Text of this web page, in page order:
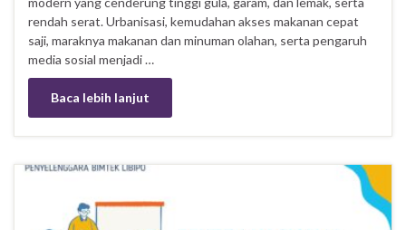
rendah serat. Urbanisasi, kemudahan akses makanan cepat
saji, maraknya makanan dan minuman olahan, serta pengaruh
media sosial menjadi …
Baca lebih lanjut